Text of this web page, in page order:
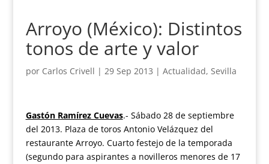
Arroyo (México): Distintos
tonos de arte y valor
por Carlos Crivell | 29 Sep 2013 | Actualidad, Sevilla
Gastón Ramírez Cuevas.- Sábado 28 de septiembre
del 2013. Plaza de toros Antonio Velázquez del
restaurante Arroyo. Cuarto festejo de la temporada
(segundo para aspirantes a novilleros menores de 17